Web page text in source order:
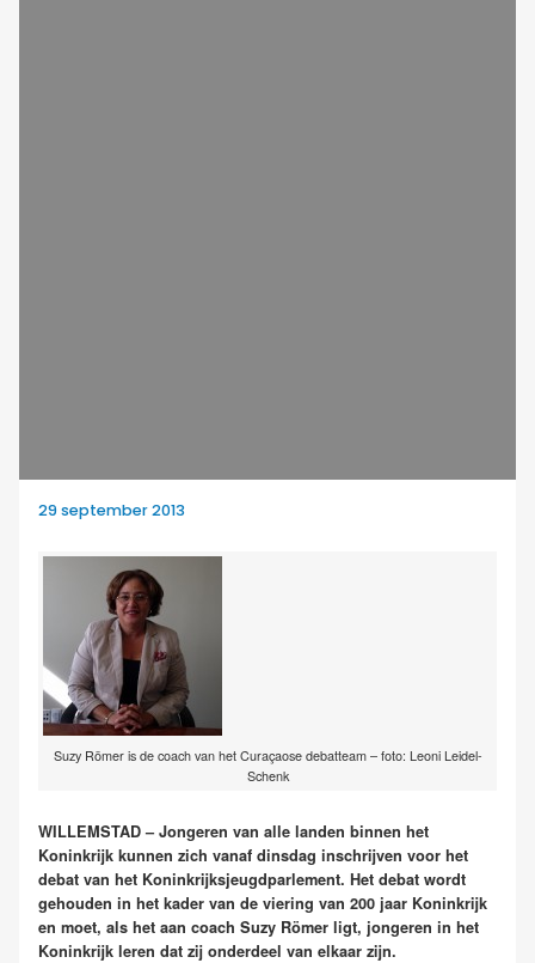
29 september 2013
Suzy Römer is de coach van het Curaçaose debatteam – foto: Leoni Leidel-
Schenk
WILLEMSTAD – Jongeren van alle landen binnen het
Koninkrijk kunnen zich vanaf dinsdag inschrijven voor het
debat van het Koninkrijksjeugdparlement. Het debat wordt
gehouden in het kader van de viering van 200 jaar Koninkrijk
en moet, als het aan coach Suzy Römer ligt, jongeren in het
Koninkrijk leren dat zij onderdeel van elkaar zijn.